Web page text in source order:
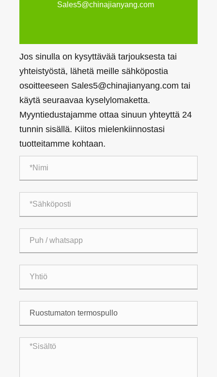
Sales5@chinajianyang.com
Jos sinulla on kysyttävää tarjouksesta tai
yhteistyöstä, lähetä meille sähköpostia
osoitteeseen Sales5@chinajianyang.com tai
käytä seuraavaa kyselylomaketta.
Myyntiedustajamme ottaa sinuun yhteyttä 24
tunnin sisällä. Kiitos mielenkiinnostasi
tuotteitamme kohtaan.